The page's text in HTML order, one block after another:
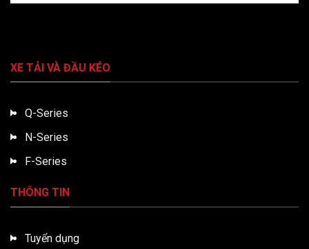
XE TẢI VÀ ĐẦU KÉO
Q-Series
N-Series
F-Series
THÔNG TIN
Tuyển dụng